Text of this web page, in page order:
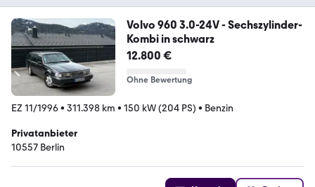
Volvo 960 3.0-24V - Sechszylinder-
Kombi in schwarz
12.800 €
Ohne Bewertung
EZ 11/1996• 311.398 km • 150 kW (204 PS) • Benzin
Privatanbieter
10557 Berlin